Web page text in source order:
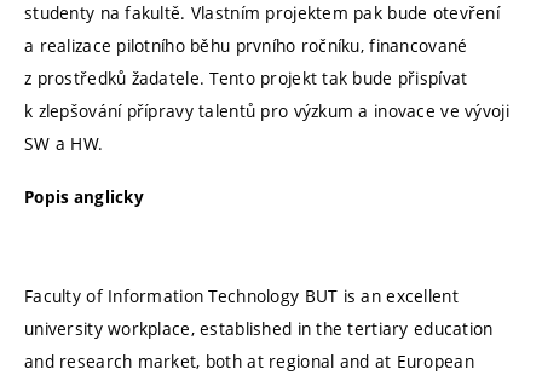
studenty na fakultě. Vlastním projektem pak bude otevření
a realizace pilotního běhu prvního ročníku, financované
z prostředků žadatele. Tento projekt tak bude přispívat
k zlepšování přípravy talentů pro výzkum a inovace ve vývoji
SW a HW.
Popis anglicky
Faculty of Information Technology BUT is an excellent
university workplace, established in the tertiary education
and research market, both at regional and at European